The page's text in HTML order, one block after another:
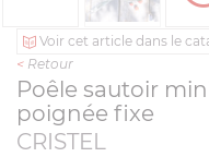
Voir cet article dans le
< Retour
Poêle sautoir
poignée fixe
CRISTEL